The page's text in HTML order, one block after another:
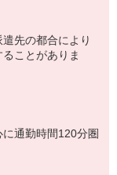
先の都合により
ことがありま
通勤時間120分圏